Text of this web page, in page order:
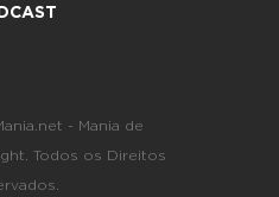
- Mania de
Todos os Direitos